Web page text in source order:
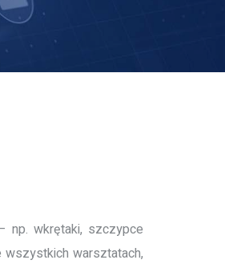
np. wkrętaki, szczypce
warsztatach,